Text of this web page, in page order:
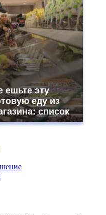
ешьте эту
еду из
список